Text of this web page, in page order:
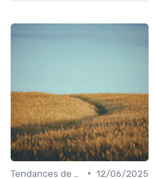
• 12/06/2025